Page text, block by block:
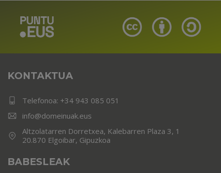
KONTAKTUA
Telefonoa: +34 943 085 051
info@domeinuak.eus
Altzolatarren Dorretxea, Kalebarren Plaza 3, 1
20.870 Elgoibar, Gipuzkoa
BABESLEAK